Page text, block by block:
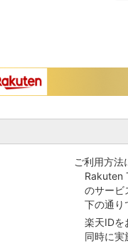
ご利用方法
Rakuten
のサービ
下の通り
楽天ID
同時に実